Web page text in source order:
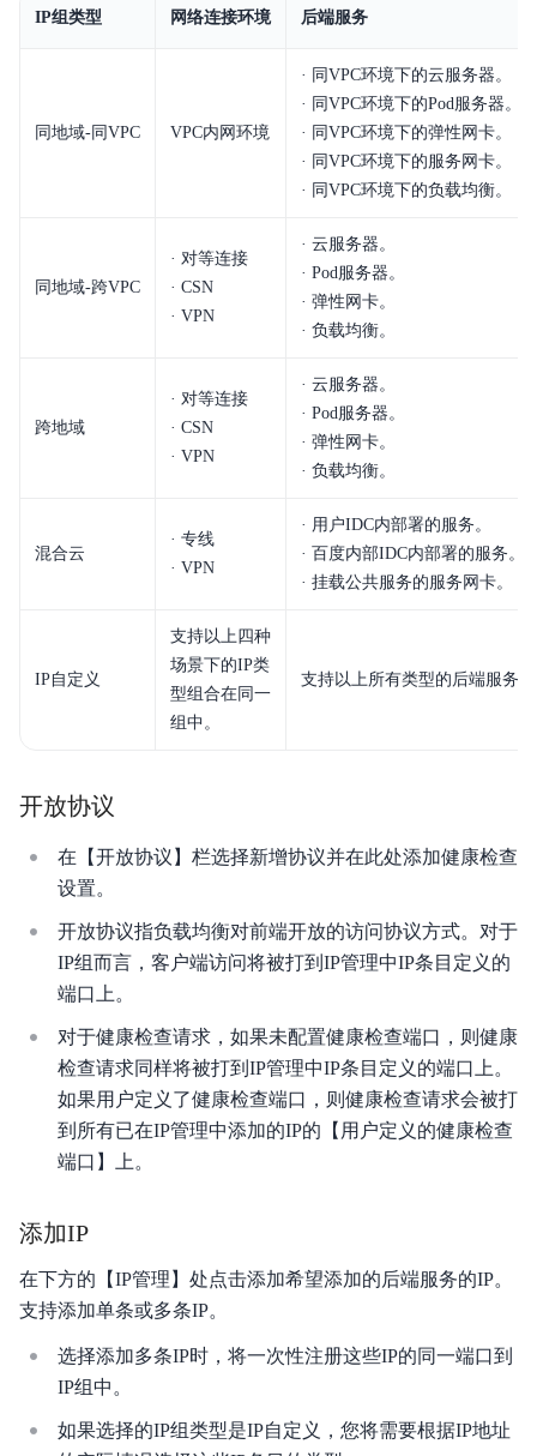
IP组类型 网络连接环境 后端服务
同地域-同VPC VPC内网环境
· 同VPC环境下的云服务器。
· 同VPC环境下的Pod服务器。
· 同VPC环境下的弹性网卡。
· 同VPC环境下的服务网卡。
· 同VPC环境下的负载均衡。
同地域-跨VPC
· 对等连接
· CSN
· VPN
· 云服务器。
· Pod服务器。
· 弹性网卡。
· 负载均衡。
跨地域
· 对等连接
· CSN
· VPN
· 云服务器。
· Pod服务器。
· 弹性网卡。
· 负载均衡。
混合云
· 专线
· VPN
· 用户IDC内部署的服务。
· 百度内部IDC内部署的服务。
· 挂载公共服务的服务网卡。
IP自定义
支持以上四种
场景下的IP类
型组合在同一
组中。
支持以上所有类型的后端服务。
开放协议
在【开放协议】栏选择新增协议并在此处添加健康检查
设置。
开放协议指负载均衡对前端开放的访问协议方式。对于
IP组而言，客户端访问将被打到IP管理中IP条目定义的
端口上。
对于健康检查请求，如果未配置健康检查端口，则健康
检查请求同样将被打到IP管理中IP条目定义的端口上。
如果用户定义了健康检查端口，则健康检查请求会被打
到所有已在IP管理中添加的IP的【用户定义的健康检查
端口】上。
添加IP
在下方的【IP管理】处点击添加希望添加的后端服务的IP。
支持添加单条或多条IP。
选择添加多条IP时，将一次性注册这些IP的同一端口到
IP组中。
如果选择的IP组类型是IP自定义，您将需要根据IP地址